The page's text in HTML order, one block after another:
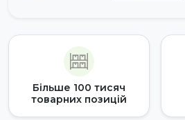
Більше 100 тисяч
товарних позицій